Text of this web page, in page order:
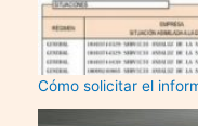
Cómo solicitar el